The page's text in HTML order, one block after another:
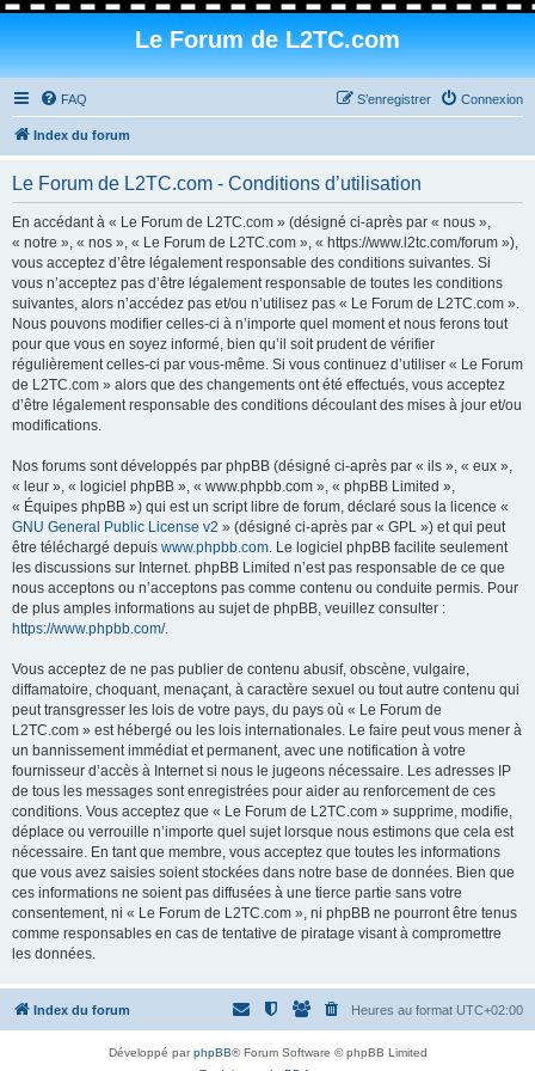
Le Forum de L2TC.com
FAQ Connexion
S’enregistrer
Index du forum
Le Forum de L2TC.com - Conditions d’utilisation
En accédant à « Le Forum de L2TC.com » (désigné ci-après par « nous »,
« notre », « nos », « Le Forum de L2TC.com », « https://www.l2tc.com/forum »),
vous acceptez d’être légalement responsable des conditions suivantes. Si
vous n’acceptez pas d’être légalement responsable de toutes les conditions
suivantes, alors n’accédez pas et/ou n’utilisez pas « Le Forum de L2TC.com ».
Nous pouvons modifier celles-ci à n’importe quel moment et nous ferons tout
pour que vous en soyez informé, bien qu’il soit prudent de vérifier
régulièrement celles-ci par vous-même. Si vous continuez d’utiliser « Le Forum
de L2TC.com » alors que des changements ont été effectués, vous acceptez
d’être légalement responsable des conditions découlant des mises à jour et/ou
modifications.
Nos forums sont développés par phpBB (désigné ci-après par « ils », « eux »,
« leur », « logiciel phpBB », « www.phpbb.com », « phpBB Limited »,
« Équipes phpBB ») qui est un script libre de forum, déclaré sous la licence «
GNU General Public License v2 » (désigné ci-après par « GPL ») et qui peut
être téléchargé depuis www.phpbb.com. Le logiciel phpBB facilite seulement
les discussions sur Internet. phpBB Limited n’est pas responsable de ce que
nous acceptons ou n’acceptons pas comme contenu ou conduite permis. Pour
de plus amples informations au sujet de phpBB, veuillez consulter :
https://www.phpbb.com/.
Vous acceptez de ne pas publier de contenu abusif, obscène, vulgaire,
diffamatoire, choquant, menaçant, à caractère sexuel ou tout autre contenu qui
peut transgresser les lois de votre pays, du pays où « Le Forum de
L2TC.com » est hébergé ou les lois internationales. Le faire peut vous mener à
un bannissement immédiat et permanent, avec une notification à votre
fournisseur d’accès à Internet si nous le jugeons nécessaire. Les adresses IP
de tous les messages sont enregistrées pour aider au renforcement de ces
conditions. Vous acceptez que « Le Forum de L2TC.com » supprime, modifie,
déplace ou verrouille n’importe quel sujet lorsque nous estimons que cela est
nécessaire. En tant que membre, vous acceptez que toutes les informations
que vous avez saisies soient stockées dans notre base de données. Bien que
ces informations ne soient pas diffusées à une tierce partie sans votre
consentement, ni « Le Forum de L2TC.com », ni phpBB ne pourront être tenus
comme responsables en cas de tentative de piratage visant à compromettre
les données.
Index du forum Heures au format UTC+02:00
Développé parphpBB® Forum Software © phpBB Limited